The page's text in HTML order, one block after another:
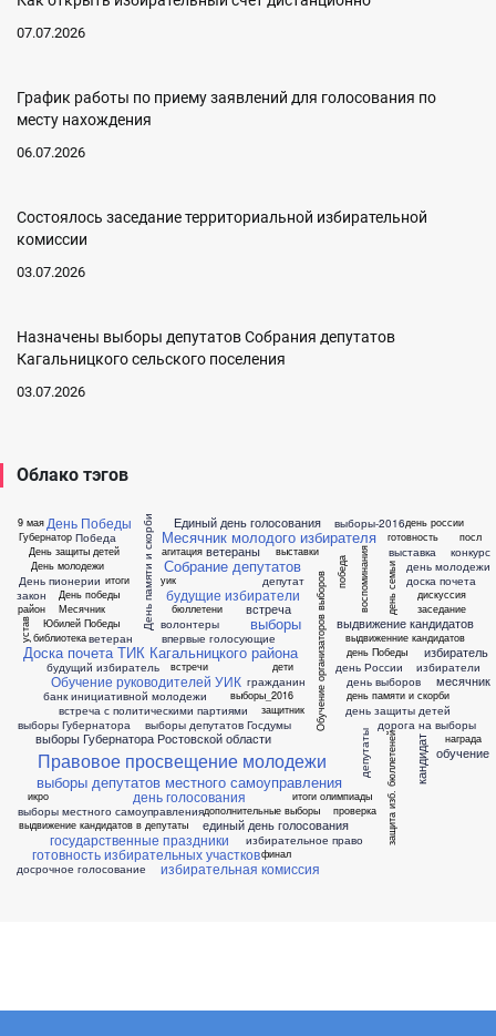
07.07.2026
График работы по приему заявлений для голосования по
месту нахождения
06.07.2026
Состоялось заседание территориальной избирательной
комиссии
03.07.2026
Назначены выборы депутатов Собрания депутатов
Кагальницкого сельского поселения
03.07.2026
Облако тэгов
9 мая
Губернатор
День Победы
День защиты детей
День молодежи
День памяти и скорби
День пионерии
День победы
Доска почета ТИК Кагальницкого района
Единый день голосования
Месячник
Месячник молодого избирателя
Обучение организаторов выборов
Обучение руководителей УИК
Победа
Правовое просвещение молодежи
Собрание депутатов
Юбилей Победы
агитация
банк инициативной молодежи
библиотека
будущие избиратели
будущий избиратель
бюллетени
ветеран
ветераны
волонтеры
воспоминания
впервые голосующие
встреча
встреча с политическими партиями
встречи
выборы
выборы Губернатора
выборы Губернатора Ростовской области
выборы депутатов Госдумы
выборы депутатов местного самоуправления
выборы местного самоуправления
выборы-2016
выборы_2016
выдвижение кандидатов
выдвижение кандидатов в депутаты
выдвиженние кандидатов
выставка
выставки
государственные праздники
готовность
готовность избирательных участков
гражданин
день семьи
день Победы
день России
день выборов
день голосования
день защиты детей
день молодежи
день памяти и скорби
день россии
депутат
депутаты
дети
дискуссия
дополнительные выборы
дорога на выборы
доска почета
досрочное голосование
единый день голосования
закон
заседание
защита изб. бюллетеней
защитник
избиратели
избиратель
избирательная комиссия
избирательное право
икро
итоги
итоги олимпиады
кандидат
конкурс
месячник
награда
обучение
победа
посл
проверка
район
уик
устав
финал